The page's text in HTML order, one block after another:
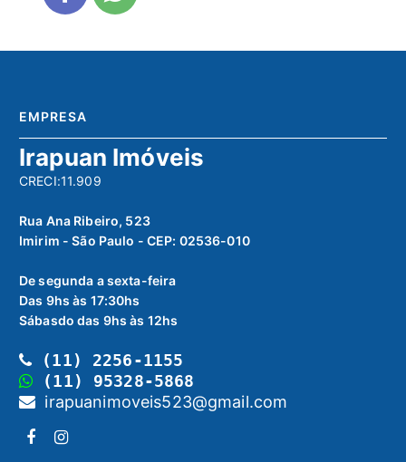
EMPRESA
Irapuan Imóveis
CRECI:11.909
Rua Ana Ribeiro, 523
Imirim - São Paulo - CEP: 02536-010
De segunda a sexta-feira
Das 9hs às 17:30hs
Sábasdo das 9hs às 12hs
(11) 2256-1155
(11) 95328-5868
irapuanimoveis523@gmail.com